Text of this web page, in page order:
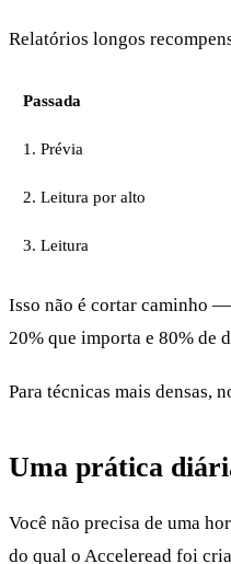
Relatórios longos
Passada
1. Prévia
2. Leitura por alto
3. Leitura
Isso não é cortar caminho
20% que importa e 80% de
Para técnicas mais densas,
Uma prática
Você não precisa de uma
do qual o Acceleread foi